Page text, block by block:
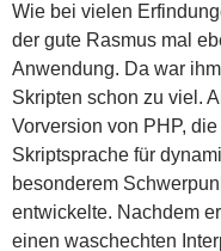
Wie bei vielen
der gute Rasmus mal
Anwendung. Da war
Skripten schon zu viel.
Vorversion von PHP,
Skriptsprache für
besonderem
entwickelte. Nachdem
einen waschechten